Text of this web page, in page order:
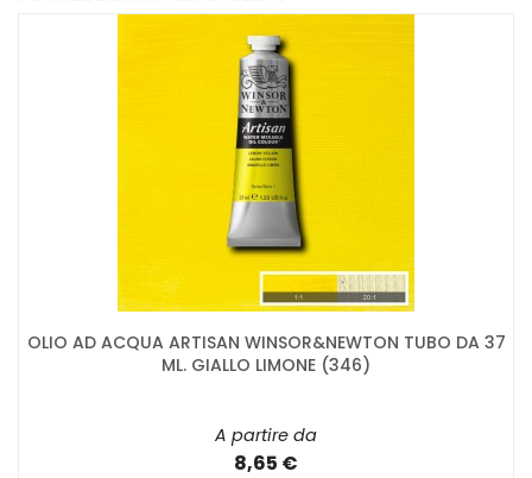
OLIO AD ACQUA ARTISAN WINSOR&NEWTON TUBO DA 37
ML. GIALLO LIMONE (346)
A partire da
8,65 €